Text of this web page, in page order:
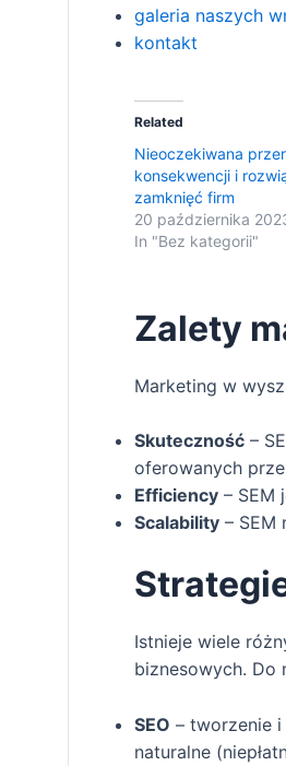
galeria naszych
kontakt
Related
Nieoczekiwana
konsekwencji i
zamknięć firm
20 października
In "Bez kategorii"
Zalety
Marketing w
Skuteczność –
oferowanych
Efficiency – SEM
Scalability – SEM
Istnieje wiele
biznesowych. Do
SEO – tworzenie
naturalne